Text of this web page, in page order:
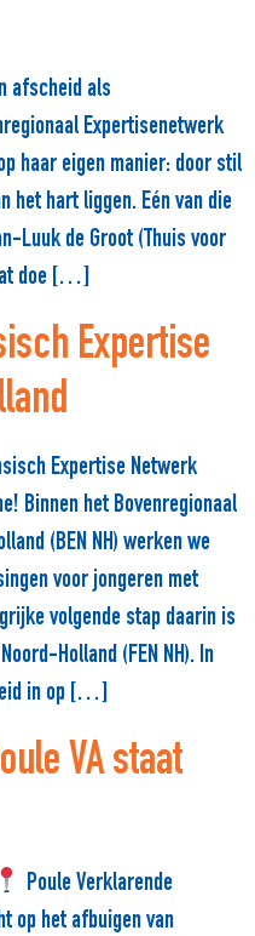
afscheid als
Expertisenetwerk
haar eigen manier: door stil
het hart liggen. Eén van die
Luuk de Groot (Thuis voor
doe […]
Expertise
Expertise Netwerk
Binnen het Bovenregionaal
(BEN NH) werken we
voor jongeren met
volgende stap daarin is
Holland (FEN NH). In
in op […]
VA staat
Poule Verklarende
op het afbuigen van